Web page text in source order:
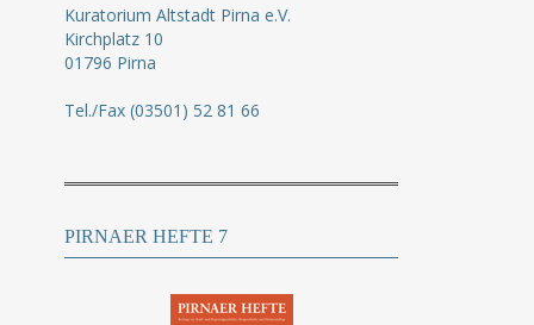
Kuratorium Altstadt Pirna e.V.
Kirchplatz 10
01796 Pirna
Tel./Fax (03501) 52 81 66
PIRNAER HEFTE 7